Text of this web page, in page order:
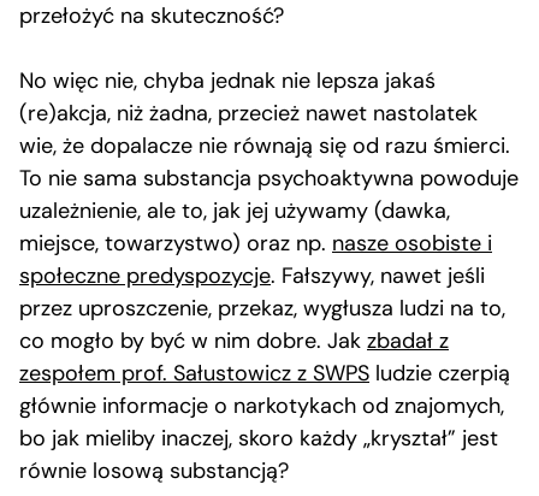
przełożyć na skuteczność?
No więc nie, chyba jednak nie lepsza jakaś
(re)akcja, niż żadna, przecież nawet nastolatek
wie, że dopalacze nie równają się od razu śmierci.
To nie sama substancja psychoaktywna powoduje
uzależnienie, ale to, jak jej używamy (dawka,
miejsce, towarzystwo) oraz np. nasze osobiste i
społeczne predyspozycje. Fałszywy, nawet jeśli
przez uproszczenie, przekaz, wygłusza ludzi na to,
co mogło by być w nim dobre. Jak zbadał z
zespołem prof. Sałustowicz z SWPS ludzie czerpią
głównie informacje o narkotykach od znajomych,
bo jak mieliby inaczej, skoro każdy „kryształ” jest
równie losową substancją?